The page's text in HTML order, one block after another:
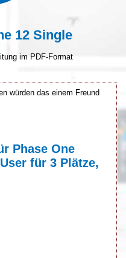
12 Single
im PDF-Format
würden das einem Freund
Phase One
für 3 Plätze,